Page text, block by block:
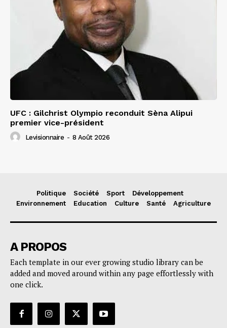
UFC : Gilchrist Olympio reconduit Sèna Alipui
premier vice-président
Levisionnaire - 8 Août 2026
Politique Société Sport
Développement
Environnement
Education Culture Santé Agriculture
A PROPOS
Each template in our ever growing studio library can be
added and moved around within any page effortlessly with
one click.